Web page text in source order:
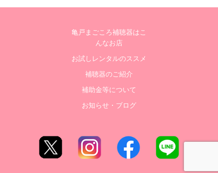
亀戸まごころ補聴器はこ
んなお店
お試しレンタルのススメ
補聴器のご紹介
補助金等について
お知らせ・ブログ